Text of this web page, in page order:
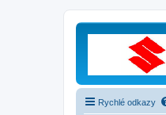
Rychlé odkazy